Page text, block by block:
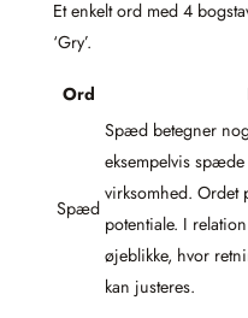
Et enkelt ord med 4
‘Gry’.
Ord
Spæd
Spæd betegner
eksempelvis
virksomhed. Ordet
potentiale. I
øjeblikke, hvor
kan justeres.